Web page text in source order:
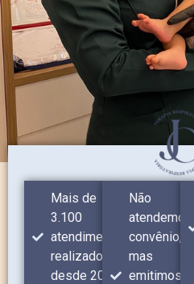
Mais de
3.100
atendimentos
realizados
desde 2015
Não
atendemos
convênio,
mas
emitimos